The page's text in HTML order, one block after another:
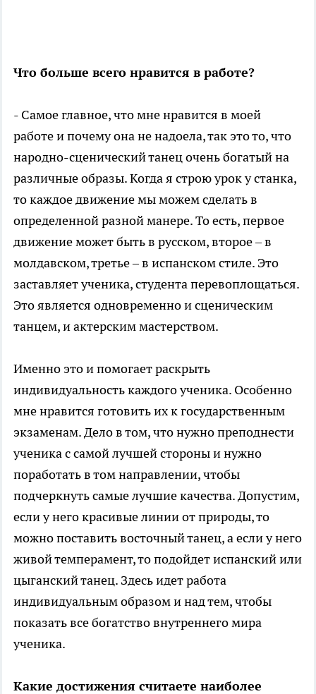
Что больше всего нравится в работе?
- Самое главное, что мне нравится в моей
работе и почему она не надоела, так это то, что
народно-сценический танец очень богатый на
различные образы. Когда я строю урок у станка,
то каждое движение мы можем сделать в
определенной разной манере. То есть, первое
движение может быть в русском, второе – в
молдавском, третье – в испанском стиле. Это
заставляет ученика, студента перевоплощаться.
Это является одновременно и сценическим
танцем, и актерским мастерством.
Именно это и помогает раскрыть
индивидуальность каждого ученика. Особенно
мне нравится готовить их к государственным
экзаменам. Дело в том, что нужно преподнести
ученика с самой лучшей стороны и нужно
поработать в том направлении, чтобы
подчеркнуть самые лучшие качества. Допустим,
если у него красивые линии от природы, то
можно поставить восточный танец, а если у него
живой темперамент, то подойдет испанский или
цыганский танец. Здесь идет работа
индивидуальным образом и над тем, чтобы
показать все богатство внутреннего мира
ученика.
Какие достижения считаете наиболее